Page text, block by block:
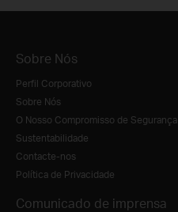
Sobre Nós
Perfil Corporativo
Sobre Nós
O Nosso Compromisso de Segurança
Sustentabilidade
Contacte-nos
Política de Privacidade
Comunicado de imprensa